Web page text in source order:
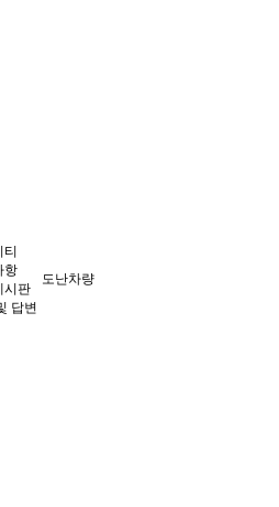
항
시판
답변
도난차량